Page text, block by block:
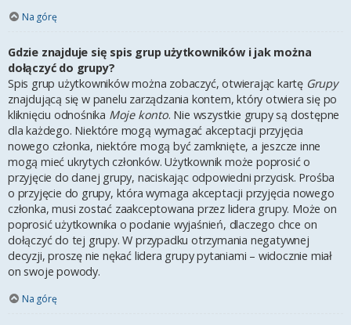
Na górę
Gdzie znajduje się spis grup użytkowników i jak można
dołączyć do grupy?
Spis grup użytkowników można zobaczyć, otwierając kartę Grupy
znajdującą się w panelu zarządzania kontem, który otwiera się po
kliknięciu odnośnika Moje konto. Nie wszystkie grupy są dostępne
dla każdego. Niektóre mogą wymagać akceptacji przyjęcia
nowego członka, niektóre mogą być zamknięte, a jeszcze inne
mogą mieć ukrytych członków. Użytkownik może poprosić o
przyjęcie do danej grupy, naciskając odpowiedni przycisk. Prośba
o przyjęcie do grupy, która wymaga akceptacji przyjęcia nowego
członka, musi zostać zaakceptowana przez lidera grupy. Może on
poprosić użytkownika o podanie wyjaśnień, dlaczego chce on
dołączyć do tej grupy. W przypadku otrzymania negatywnej
decyzji, proszę nie nękać lidera grupy pytaniami – widocznie miał
on swoje powody.
Na górę